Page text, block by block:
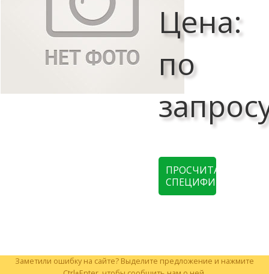
Цена:
по
ПРОСЧИТАТЬ
СПЕЦИФИКАЦИЮ
Заметили ошибку на сайте? Выделите предложение и нажмите